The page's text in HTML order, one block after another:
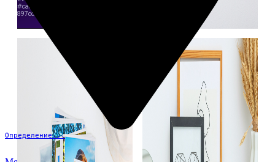
Определение...